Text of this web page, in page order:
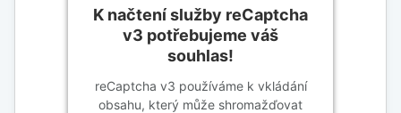
K načtení služby reCaptcha
v3 potřebujeme váš
souhlas!
reCaptcha v3 používáme k vkládání
obsahu, který může shromažďovat